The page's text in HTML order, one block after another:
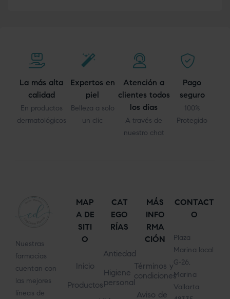
La más alta
calidad
En productos
dermatológicos
Expertos en
piel
Belleza a solo
un clic
Atención a
clientes todos
los días
A través de
nuestro chat
Pago
seguro
100%
Protegido
Nuestras
farmacias
cuentan con
las mejores
líneas de
MAP
A DE
SITI
O
Inicio
Productos
CAT
EGO
RÍAS
Antiedad
Higiene
personal
MÁS
INFO
RMA
CIÓN
Términos y
condiciones
Aviso de
CONTACT
O
Plaza
Marina local
G-26,
Marina
Vallarta